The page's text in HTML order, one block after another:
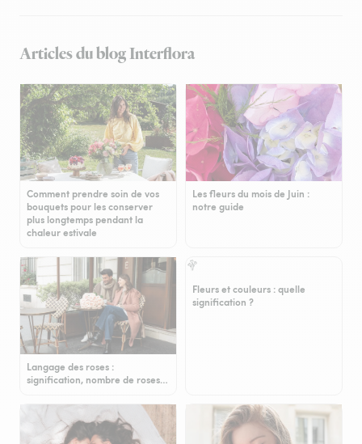
Articles du blog Interflora
Comment prendre soin de vos
bouquets pour les conserver
plus longtemps pendant la
chaleur estivale
Les fleurs du mois de Juin :
notre guide
Langage des roses :
signification, nombre de roses…
Fleurs et couleurs : quelle
signification ?